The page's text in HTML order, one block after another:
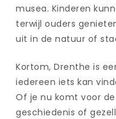
musea. Kinderen
terwijl ouders
uit in de natuur of
Kortom, Drenthe is
iedereen iets kan
Of je nu komt voor
geschiedenis of